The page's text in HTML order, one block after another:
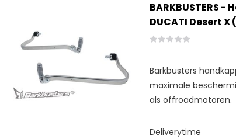
BARKBUSTERS
DUCATI Desert X
Barkbusters
maximale
als offroadmotoren.
Deliverytime